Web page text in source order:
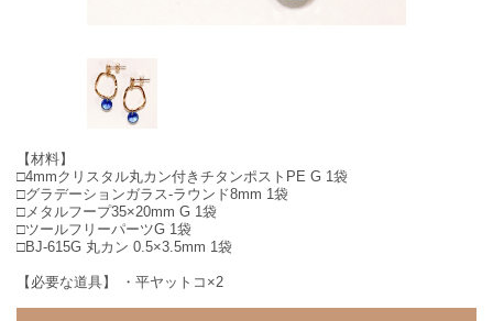
【材料】
□4mmクリスタル丸カン付きチタンポストPE G 1袋
□グラデーションガラス-ラウンド8mm 1袋
□メタルフープ35×20mm G 1袋
□ツールフリーパーツG 1袋
□BJ-615G 丸カン 0.5×3.5mm 1袋
【必要な道具】 ・平ヤットコ×2